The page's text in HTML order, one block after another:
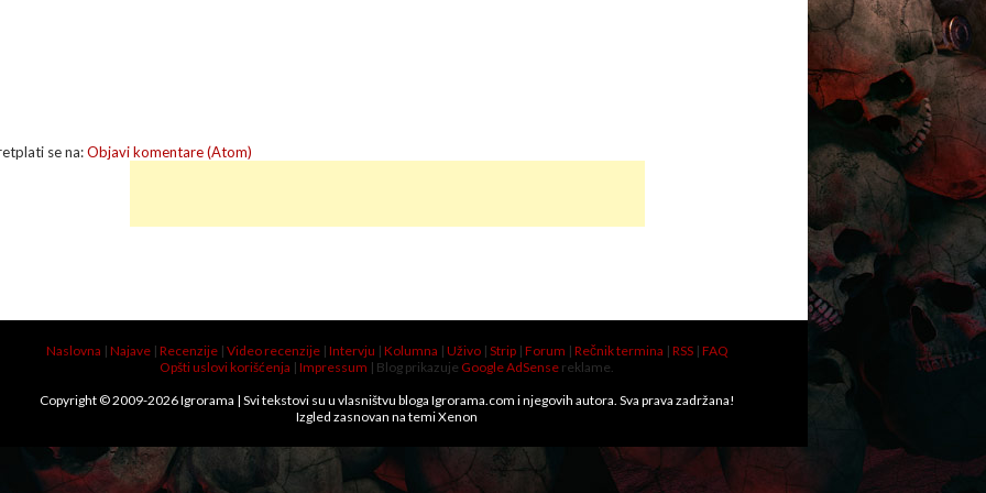
se na:Objavi komentare (Atom)
Naslovna | Najave| Recenzije| Video recenzije| Intervju | Kolumna | Uživo| Strip| Forum | Rečnik termina | RSS| FAQ
Opšti uslovi korišćenja | Impressum | Blog prikazuje Google AdSense reklame.
Copyright © 2009-2026Igrorama | Svi tekstovi su u vlasništvu bloga Igrorama.com i njegovih autora. Sva prava zadržana!
Izgled zasnovan na temiXenon